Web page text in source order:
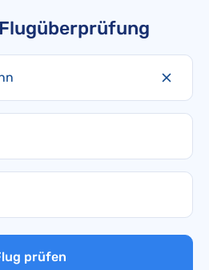
prüfen